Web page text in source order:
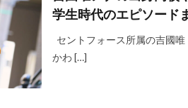
学生時代のエピソード
セントフォース所属の吉國
かわ […]